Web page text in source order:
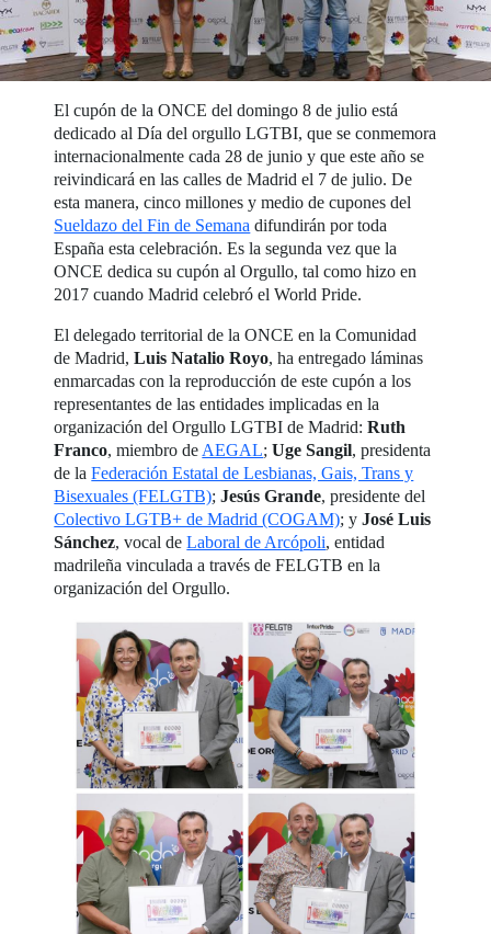
El cupón de la ONCE del domingo 8 de julio está
dedicado al Día del orgullo LGTBI, que se conmemora
internacionalmente cada 28 de junio y que este año se
reivindicará en las calles de Madrid el 7 de julio. De
esta manera, cinco millones y medio de cupones del
Sueldazo del Fin de Semana difundirán por toda
España esta celebración. Es la segunda vez que la
ONCE dedica su cupón al Orgullo, tal como hizo en
2017 cuando Madrid celebró el World Pride.
El delegado territorial de la ONCE en la Comunidad
de Madrid,Luis Natalio Royo, ha entregado láminas
enmarcadas con la reproducción de este cupón a los
representantes de las entidades implicadas en la
organización del Orgullo LGTBI de Madrid:Ruth
Franco, miembro de AEGAL;Uge Sangil, presidenta
de laFederación Estatal de Lesbianas, Gais, Trans y
Bisexuales (FELGTB); Jesús Grande, presidente del
Colectivo LGTB+ de Madrid (COGAM); yJosé Luis
Sánchez, vocal deLaboral de Arcópoli, entidad
madrileña vinculada a través de FELGTB en la
organización del Orgullo.